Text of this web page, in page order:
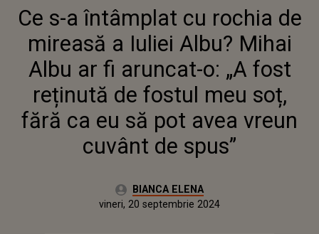
DE MIREASĂ A IULIEI ALBU?
MIHAI ALBU AR FI ARUNCAT-O:
„A FOST REȚINUTĂ DE FOSTUL
MEU SOȚ, FĂRĂ CA EU SĂ POT
AVEA VREUN CUVÂNT DE SPUS”
Ce s-a întâmplat cu rochia de
mireasă a Iuliei Albu? Mihai
Albu ar fi aruncat-o: „A fost
reținută de fostul meu soț,
fără ca eu să pot avea vreun
cuvânt de spus”
Autor:BIANCA ELENA
Publicat:
vineri, 20 septembrie 2024